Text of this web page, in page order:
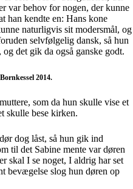
var behov for nogen, der kunne
han kendte en: Hans kone
naturligvis sit modersmål, og
selvfølgelig dansk, så hun
det gik da også ganske godt.
2014.
som da hun skulle vise et
skulle bese kirken.
dog låst, så hun gik ind
til det Sabine mente var døren
skal I se noget, I aldrig har set
bevægelse slog hun døren op